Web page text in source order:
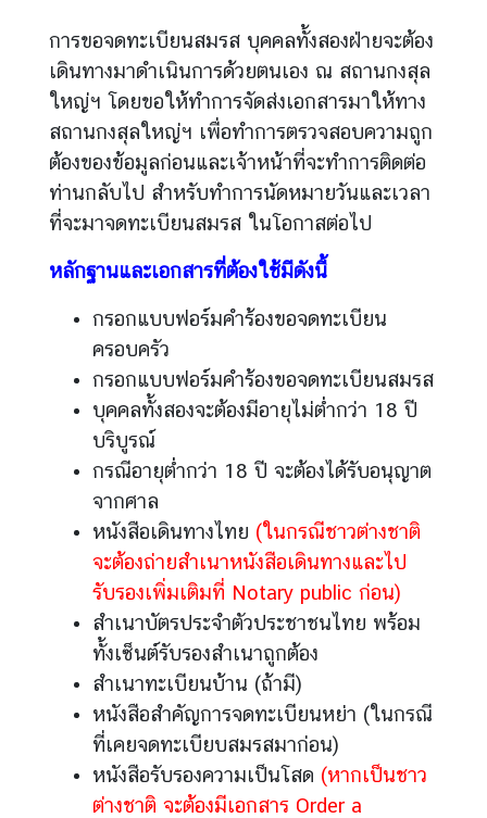
า
ร
ก
ง
สุ
ล
V
i
s
การขอจดทะเบียนสมรส บุคคลทั้งสองฝ่ายจะต้อง
เดินทางมาดำเนินการด้วยตนเอง ณ สถานกงสุล
ใหญ่ฯ โดยขอให้ทำการจัดส่งเอกสารมาให้ทาง
สถานกงสุลใหญ่ฯ เพื่อทำการตรวจสอบความถูก
ต้องของข้อมูลก่อนและเจ้าหน้าที่จะทำการติดต่อ
ท่านกลับไป สำหรับทำการนัดหมายวันและเวลา
ที่จะมาจดทะเบียนสมรส ในโอกาสต่อไป
หลักฐานและเอกสารที่ต้องใช้มีดังนี้
กรอกแบบฟอร์มคำร้องขอจดทะเบียน
ครอบครัว
กรอกแบบฟอร์มคำร้องขอจดทะเบียนสมรส
บุคคลทั้งสองจะต้องมีอายุไม่ต่ำกว่า 18 ปี
บริบูรณ์
กรณีอายุต่ำกว่า 18 ปี จะต้องได้รับอนุญาต
จากศาล
หนังสือเดินทางไทย (ในกรณีชาวต่างชาติ
จะต้องถ่ายสำเนาหนังสือเดินทางและไป
รับรองเพิ่มเติมที่ Notary public ก่อน)
สำเนาบัตรประจำตัวประชาชนไทย พร้อม
ทั้งเซ็นต์รับรองสำเนาถูกต้อง
สำเนาทะเบียนบ้าน (ถ้ามี)
หนังสือสำคัญการจดทะเบียนหย่า (ในกรณี
ที่เคยจดทะเบียบสมรสมาก่อน)
หนังสือรับรองความเป็นโสด (หากเป็นชาว
ต่างชาติ จะต้องมีเอกสาร Order a